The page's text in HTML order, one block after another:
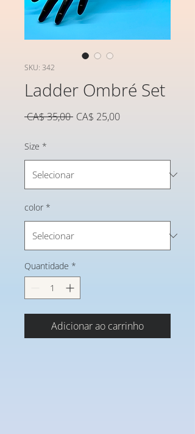
SKU: 342
Ladder Ombré Set
CA$ 35,00 Preço
CA$ 25,00Preço
Size *
color *
Quantidade *
Adicionar ao carrinho